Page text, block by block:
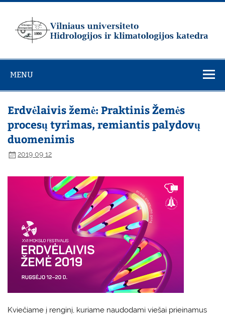
Skip
universiteto
Hidrologijos ir
klimatologijos
katedra
MENU
Erdvėlaivis žemė: Praktinis Žemės
procesų tyrimas, remiantis palydovų
duomenimis
2019 09 12
Kviečiame į renginį, kuriame naudodami viešai prieinamus